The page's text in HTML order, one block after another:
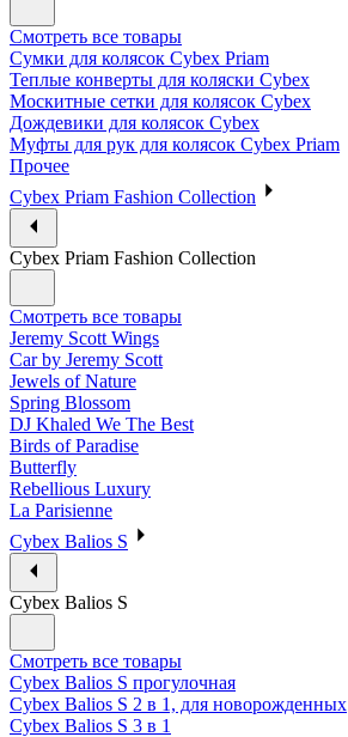
Смотреть все товары
Сумки для колясок Cybex Priam
Теплые конверты для коляски Cybex
Москитные сетки для колясок Cybex
Дождевики для колясок Cybex
Муфты для рук для колясок Cybex Priam
Прочее
Cybex Priam Fashion Collection
Cybex Priam Fashion Collection
Смотреть все товары
Jeremy Scott Wings
Car by Jeremy Scott
Jewels of Nature
Spring Blossom
DJ Khaled We The Best
Birds of Paradise
Butterfly
Rebellious Luxury
La Parisienne
Cybex Balios S
Cybex Balios S
Смотреть все товары
Cybex Balios S прогулочная
Cybex Balios S 2 в 1, для новорожденных
Cybex Balios S 3 в 1